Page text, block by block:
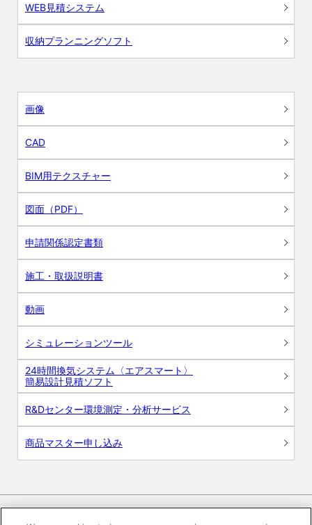
WEB見積システム
収納プランニングソフト
画像
CAD
BIM用テクスチャー
図面（PDF）
申請関係認定書類
施工・取扱説明書
動画
シミュレーションツール
24時間換気システム〈エアスマート〉
簡易設計見積ソフト
R&Dセンター環境測定・分析サービス
商品マスター申し込み